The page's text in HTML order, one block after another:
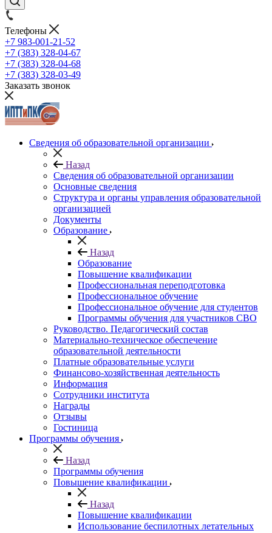
Телефоны
+7 983-001-21-52
+7 (383) 328-04-67
+7 (383) 328-04-68
+7 (383) 328-03-49
Заказать звонок
Сведения об образовательной организации
Назад
Сведения об образовательной организации
Основные сведения
Структура и органы управления образовательной
организацией
Документы
Образование
Назад
Образование
Повышение квалификации
Профессиональная переподготовка
Профессиональное обучение
Профессиональное обучение для студентов
Программы обучения для участников СВО
Руководство. Педагогический состав
Материально-техническое обеспечение
образовательной деятельности
Платные образовательные услуги
Финансово-хозяйственная деятельность
Информация
Сотрудники института
Награды
Отзывы
Гостиница
Программы обучения
Назад
Программы обучения
Повышение квалификации
Назад
Повышение квалификации
Использование беспилотных летательных